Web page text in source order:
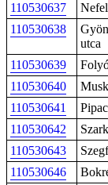
110530637
110530638
utca
110530639
110530640
110530641
110530642
110530643
110530646